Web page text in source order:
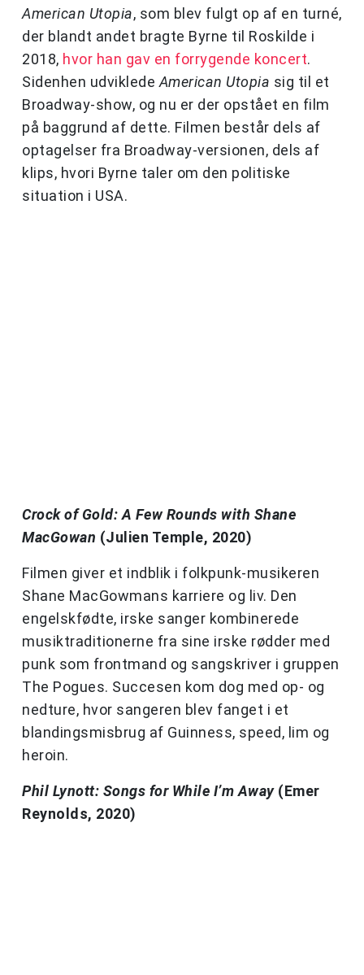
American Utopia, som blev fulgt op af en turné,
der blandt andet bragte Byrne til Roskilde i
2018, hvor han gav en forrygende koncert.
Sidenhen udviklede American Utopia sig til et
Broadway-show, og nu er der opstået en film
på baggrund af dette. Filmen består dels af
optagelser fra Broadway-versionen, dels af
klips, hvori Byrne taler om den politiske
situation i USA.
Crock of Gold: A Few Rounds with Shane
MacGowan (Julien Temple, 2020)
Filmen giver et indblik i folkpunk-musikeren
Shane MacGowmans karriere og liv. Den
engelskfødte, irske sanger kombinerede
musiktraditionerne fra sine irske rødder med
punk som frontmand og sangskriver i gruppen
The Pogues. Succesen kom dog med op- og
nedture, hvor sangeren blev fanget i et
blandingsmisbrug af Guinness, speed, lim og
heroin.
Phil Lynott: Songs for While I’m Away(Emer
Reynolds, 2020)